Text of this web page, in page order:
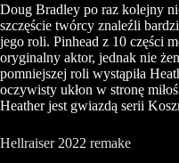
Doug Bradley po raz kolejny
szczęście twórcy znaleźli
jego roli. Pinhead z 10 części
oryginalny aktor, jednak nie
pomniejszej roli wystąpiła
oczywisty ukłon w stronę
Heather jest gwiazdą serii
Hellraiser 2022 remake